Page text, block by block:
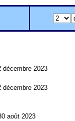
décembre 2023
décembre 2023
août 2023